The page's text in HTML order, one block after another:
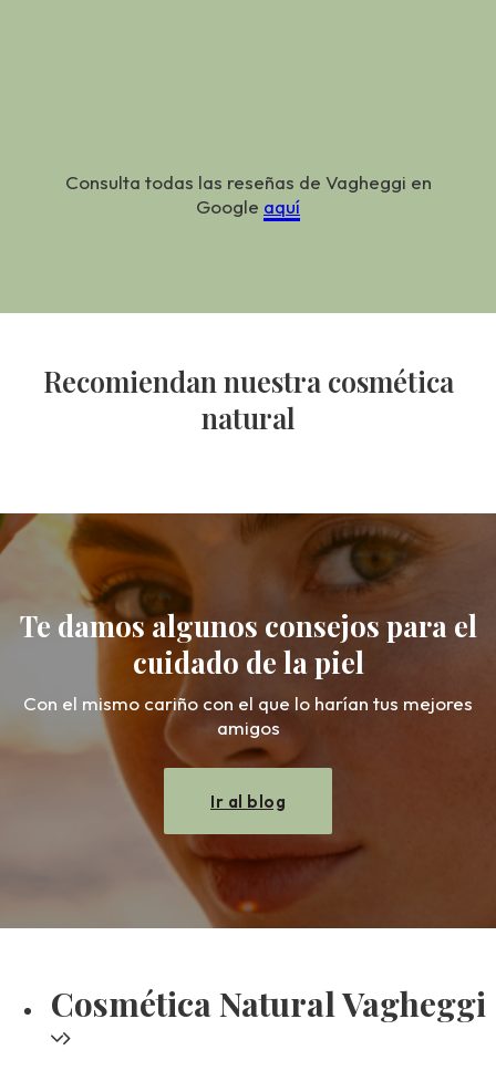
Consulta todas las reseñas de Vagheggi en
Google aquí
Recomiendan nuestra cosmética
natural
Te damos algunos consejos para el
cuidado de la piel
Con el mismo cariño con el que lo harían tus mejores
amigos
Ir al blog
Cosmética Natural Vagheggi